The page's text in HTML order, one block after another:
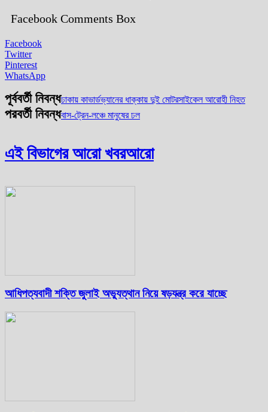
Facebook Comments Box
Facebook
Twitter
Pinterest
WhatsApp
পূর্ববর্তী নিবন্ধঢাকায় কাভার্ডভ্যানের ধাক্কায় দুই মোটরসাইকেল আরোহী নিহত
পরবর্তী নিবন্ধবাস-ট্রেন-লঞ্চে মানুষের ঢল
এই বিভাগের আরো খবরআরো
আধিপত্যবাদী শক্তি জুলাই অভ্যুত্থান নিয়ে ষড়যন্ত্র করে যাচ্ছে